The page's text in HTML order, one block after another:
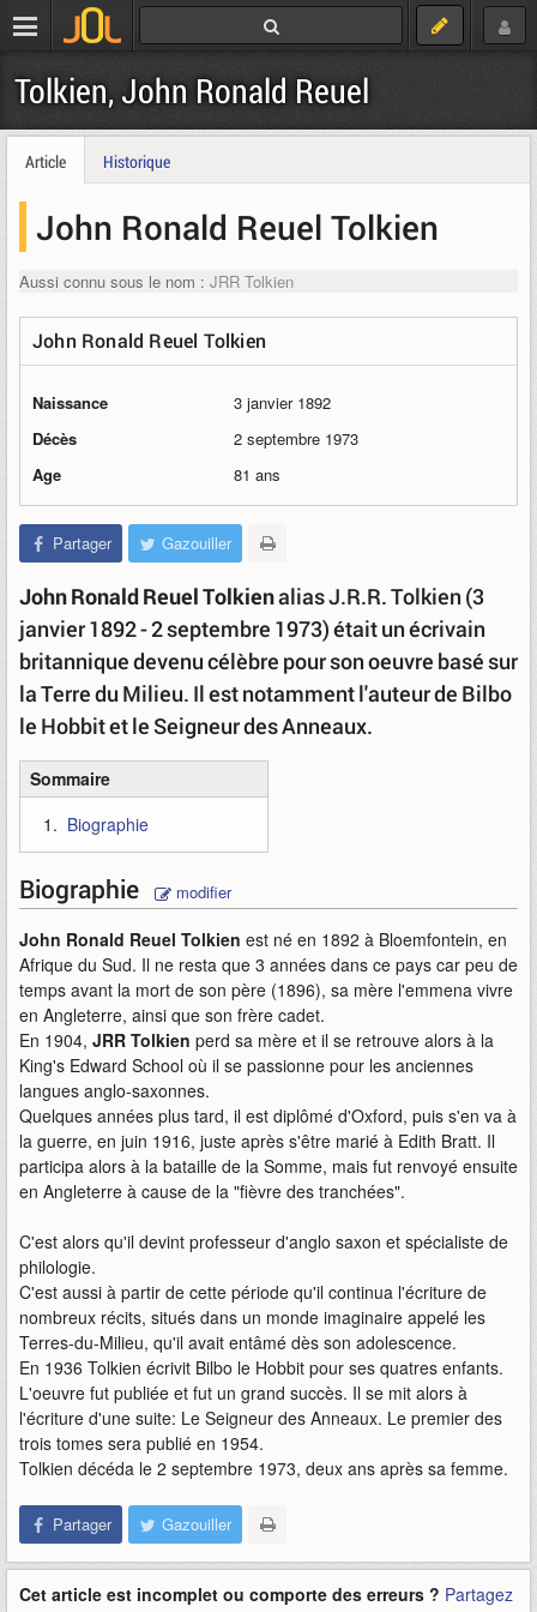
Tolkien, John Ronald Reuel
Article Historique
John Ronald Reuel Tolkien
Aussi connu sous le nom : JRR Tolkien
John Ronald Reuel Tolkien
Naissance
3 janvier 1892
Décès
2 septembre 1973
Age
81 ans
Partager Gazouiller
John Ronald Reuel Tolkienalias J.R.R. Tolkien (3
janvier 1892 - 2 septembre 1973) était un écrivain
britannique devenu célèbre pour son oeuvre basé sur
la Terre du Milieu. Il est notamment l'auteur de Bilbo
le Hobbit et le Seigneur des Anneaux.
Sommaire
Biographie
Biographie modifier
John Ronald Reuel Tolkien est né en 1892 à Bloemfontein, en
Afrique du Sud. Il ne resta que 3 années dans ce pays car peu de
temps avant la mort de son père (1896), sa mère l'emmena vivre
en Angleterre, ainsi que son frère cadet.
En 1904, JRR Tolkien perd sa mère et il se retrouve alors à la
King's Edward School où il se passionne pour les anciennes
langues anglo-saxonnes.
Quelques années plus tard, il est diplômé d'Oxford, puis s'en va à
la guerre, en juin 1916, juste après s'être marié à Edith Bratt. Il
participa alors à la bataille de la Somme, mais fut renvoyé ensuite
en Angleterre à cause de la "fièvre des tranchées".
C'est alors qu'il devint professeur d'anglo saxon et spécialiste de
philologie.
C'est aussi à partir de cette période qu'il continua l'écriture de
nombreux récits, situés dans un monde imaginaire appelé les
Terres-du-Milieu, qu'il avait entâmé dès son adolescence.
En 1936 Tolkien écrivit Bilbo le Hobbit pour ses quatres enfants.
L'oeuvre fut publiée et fut un grand succès. Il se mit alors à
l'écriture d'une suite: Le Seigneur des Anneaux. Le premier des
trois tomes sera publié en 1954.
Tolkien décéda le 2 septembre 1973, deux ans après sa femme.
Partager Gazouiller
Cet article est incomplet ou comporte des erreurs ? Partagez